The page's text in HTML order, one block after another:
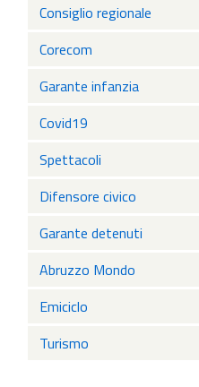
Consiglio regionale
Corecom
Garante infanzia
Covid19
Spettacoli
Difensore civico
Garante detenuti
Abruzzo Mondo
Emiciclo
Turismo